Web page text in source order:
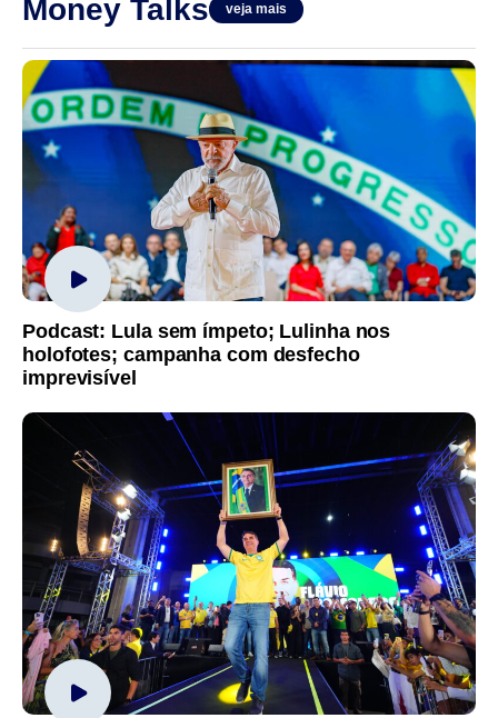
Money Talks veja mais
Podcast: Lula sem ímpeto; Lulinha nos
holofotes; campanha com desfecho
imprevisível